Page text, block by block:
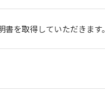
を取得していただきます。